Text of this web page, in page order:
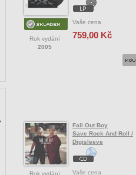
Rok vydání
2005
Vaše cena
759,00 Kč
Rok vydání
Fall Out Boy
Save Rock And Roll /
Digisleeve
Vaše cena